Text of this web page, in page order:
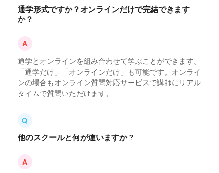
通学形式ですか？オンラインだけで完結できます
か？
通学とオンラインを組み合わせて学ぶことができます。
「通学だけ」「オンラインだけ」も可能です。オンライ
ンの場合もオンライン質問対応サービスで講師にリアル
タイムで質問いただけます。
他のスクールと何が違いますか？